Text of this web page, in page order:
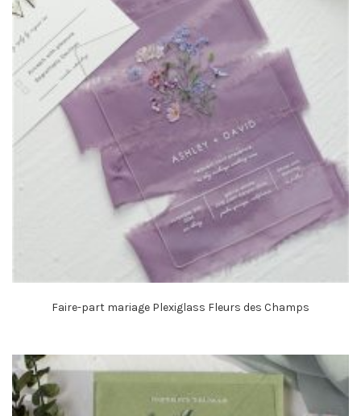
Faire-part mariage Plexiglass Fleurs des Champs